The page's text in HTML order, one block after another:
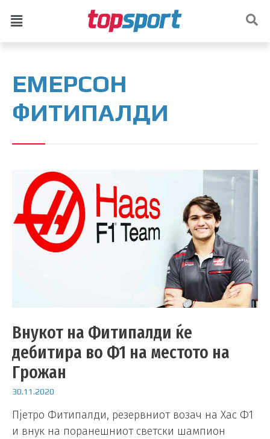
ЕМЕРСОН
ФИТИПАЛДИ
Внукот на Фитипалди ќе
дебитира во Ф1 на местото на
Грожан
30.11.2020
Пјетро Фитипалди, резервниот возач на Хас Ф1
и внук на поранешниот светски шампион